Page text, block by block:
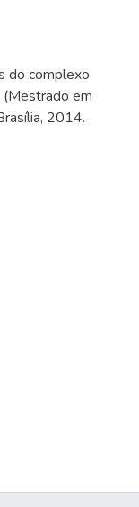
do complexo
(Mestrado em
2014.